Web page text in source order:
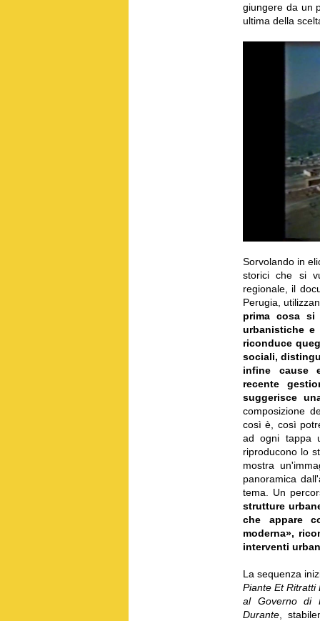
giungere da un
ultima della
Sorvolando in
storici che si
regionale, il
Perugia,
prima cosa si
urbanistiche
riconduce
sociali,
infine cause
recente
suggerisce
composizione
così è, così
ad ogni tappa
riproducono lo
mostra
panoramica
tema. Un
strutture
che appare
moderna»,
interventi
La sequenza
Piante Et
al Governo di
Durante ,